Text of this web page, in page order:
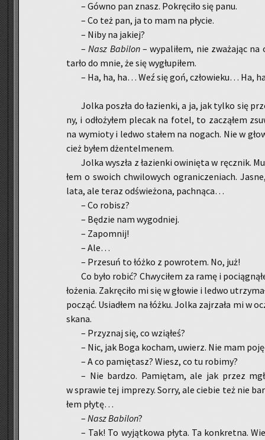
– Gówno pan znasz. Po­krę­ci­ło się panu.
– Co też pan, ja to mam na pły­cie.
– Niby na ja­kiej?
–Nasz Ba­bi­lon– wy­pa­li­łem, nie zwa­ża­jąc
tar­ło do mnie, że się wy­głu­pi­łem.
– Ha, ha, ha… Weź się goń, czło­wie­ku… Ha,
Jolka po­szła do ła­zien­ki, a ja, jak tylko się
ny, i odło­ży­łem ple­cak na fotel, to za­czą­łem
na wy­mio­ty i ledwo sta­łem na no­gach. Nie w
cież byłem dżen­tel­me­nem.
Jolka wy­szła z ła­zien­ki owi­nię­ta w ręcz­nik.
łem o swo­ich chwi­lo­wych ogra­ni­cze­niach.
lata, ale teraz od­świe­żo­na, pach­ną­ca…
– Co ro­bisz?
– Bę­dzie nam wy­god­niej.
– Za­po­mnij!
– Ale…
– Prze­suń to łóżko z po­wro­tem. No, już!
Co było robić? Chwy­ci­łem za ramę i
ło­że­nia. Za­krę­ci­ło mi się w gło­wie i ledwo
po­cząć. Usia­dłem na łóżku. Jolka zaj­rza­ła mi w
ska­na.
– Przy­znaj się, co wzią­łeś?
– Nic, jak Boga ko­cham, uwierz. Nie mam
– A co pa­mię­tasz? Wiesz, co tu ro­bi­my?
– Nie bar­dzo. Pa­mię­tam, ale jak przez
w spra­wie tej im­pre­zy. Sorry, ale cie­bie też nie
łem płytę…
– Nasz Ba­bi­lon?
– Tak! To wy­jąt­ko­wa płyta. Ta kon­kret­na.